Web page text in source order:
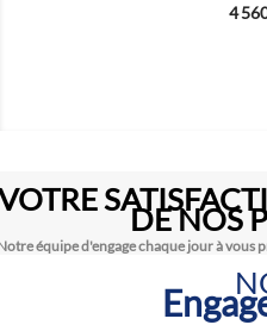
Prix
4
DE NOS
équipe d'engage chaque jour à vous